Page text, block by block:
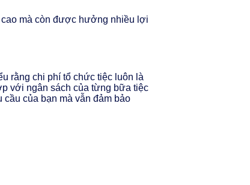
mà còn được hưởng nhiều lợi
rằng chi phí tổ chức tiệc luôn là
với ngân sách của từng bữa tiệc
của bạn mà vẫn đảm bảo